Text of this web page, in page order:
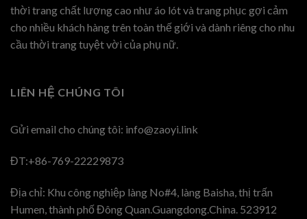
thời trang chất lượng cao như áo lót và trang phục gợi cảm
cho nhiều khách hàng trên toàn thế giới và dành riêng cho nhu
cầu thời trang tuyệt vời của phụ nữ.
LIÊN HỆ CHÚNG TÔI
Gửi email cho chúng tôi: info@zaoyi.link
ĐT:+86-769-22229873
Địa chỉ: Khu công nghiệp làng No#4, làng Baisha, thị trấn
Humen, thành phố Đông Quan.Guangdong.China. 523912